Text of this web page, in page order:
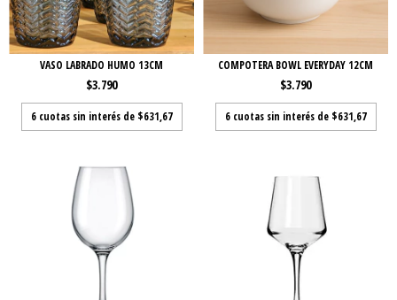
VASO LABRADO HUMO 13CM
$3.790
6 cuotas sin interés de $631,67
COMPOTERA BOWL EVERYDAY 12CM
$3.790
6 cuotas sin interés de $631,67